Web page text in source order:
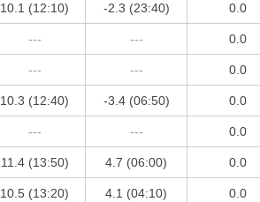
10.1 (12:10) -2.3 (23:40) 0.0
--- --- 0.0
--- --- 0.0
10.3 (12:40) -3.4 (06:50) 0.0
--- --- 0.0
11.4 (13:50) 4.7 (06:00) 0.0
10.5 (13:20) 4.1 (04:10) 0.0